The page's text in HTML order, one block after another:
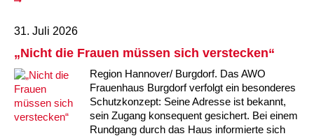
31. Juli 2026
„Nicht die Frauen müssen sich verstecken“
Region Hannover/ Burgdorf. Das AWO
Frauenhaus Burgdorf verfolgt ein besonderes
Schutzkonzept: Seine Adresse ist bekannt,
sein Zugang konsequent gesichert. Bei einem
Rundgang durch das Haus informierte sich